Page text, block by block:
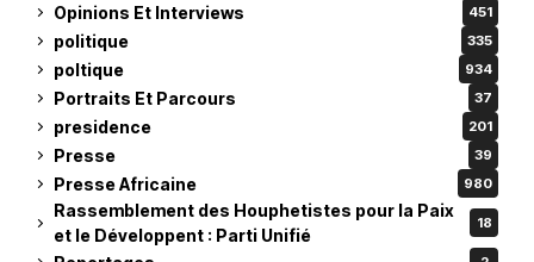
Opinions Et Interviews 451
politique 335
poltique 934
Portraits Et Parcours 37
presidence 201
Presse 39
Presse Africaine 980
Rassemblement des Houphetistes pour la Paix
et le Développent : Parti Unifié
18